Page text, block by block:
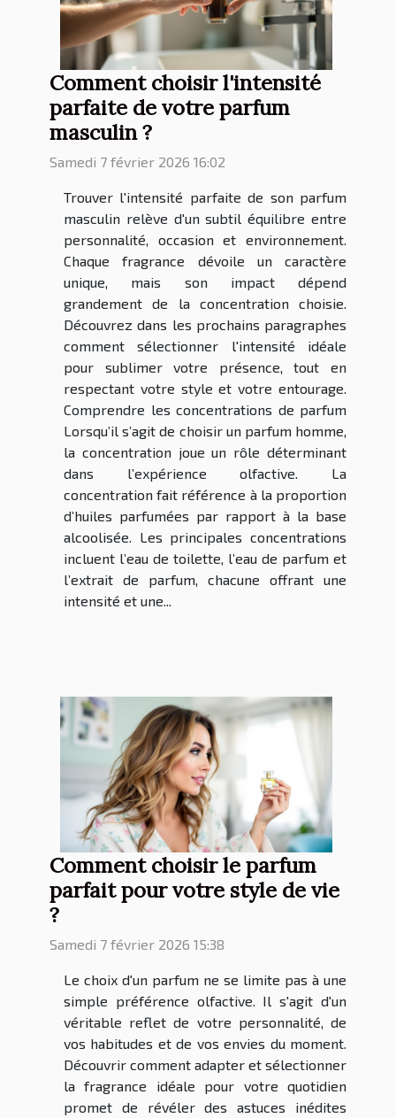
Comment choisir l'intensité
parfaite de votre parfum
masculin ?
Samedi 7 février 2026 16:02
Trouver l'intensité parfaite de son parfum
masculin relève d'un subtil équilibre entre
personnalité, occasion et environnement.
Chaque fragrance dévoile un caractère
unique, mais son impact dépend
grandement de la concentration choisie.
Découvrez dans les prochains paragraphes
comment sélectionner l'intensité idéale
pour sublimer votre présence, tout en
respectant votre style et votre entourage.
Comprendre les concentrations de parfum
Lorsqu’il s’agit de choisir un parfum homme,
la concentration joue un rôle déterminant
dans l’expérience olfactive. La
concentration fait référence à la proportion
d’huiles parfumées par rapport à la base
alcoolisée. Les principales concentrations
incluent l’eau de toilette, l’eau de parfum et
l’extrait de parfum, chacune offrant une
intensité et une...
Comment choisir le parfum
parfait pour votre style de vie
?
Samedi 7 février 2026 15:38
Le choix d'un parfum ne se limite pas à une
simple préférence olfactive. Il s'agit d'un
véritable reflet de votre personnalité, de
vos habitudes et de vos envies du moment.
Découvrir comment adapter et sélectionner
la fragrance idéale pour votre quotidien
promet de révéler des astuces inédites